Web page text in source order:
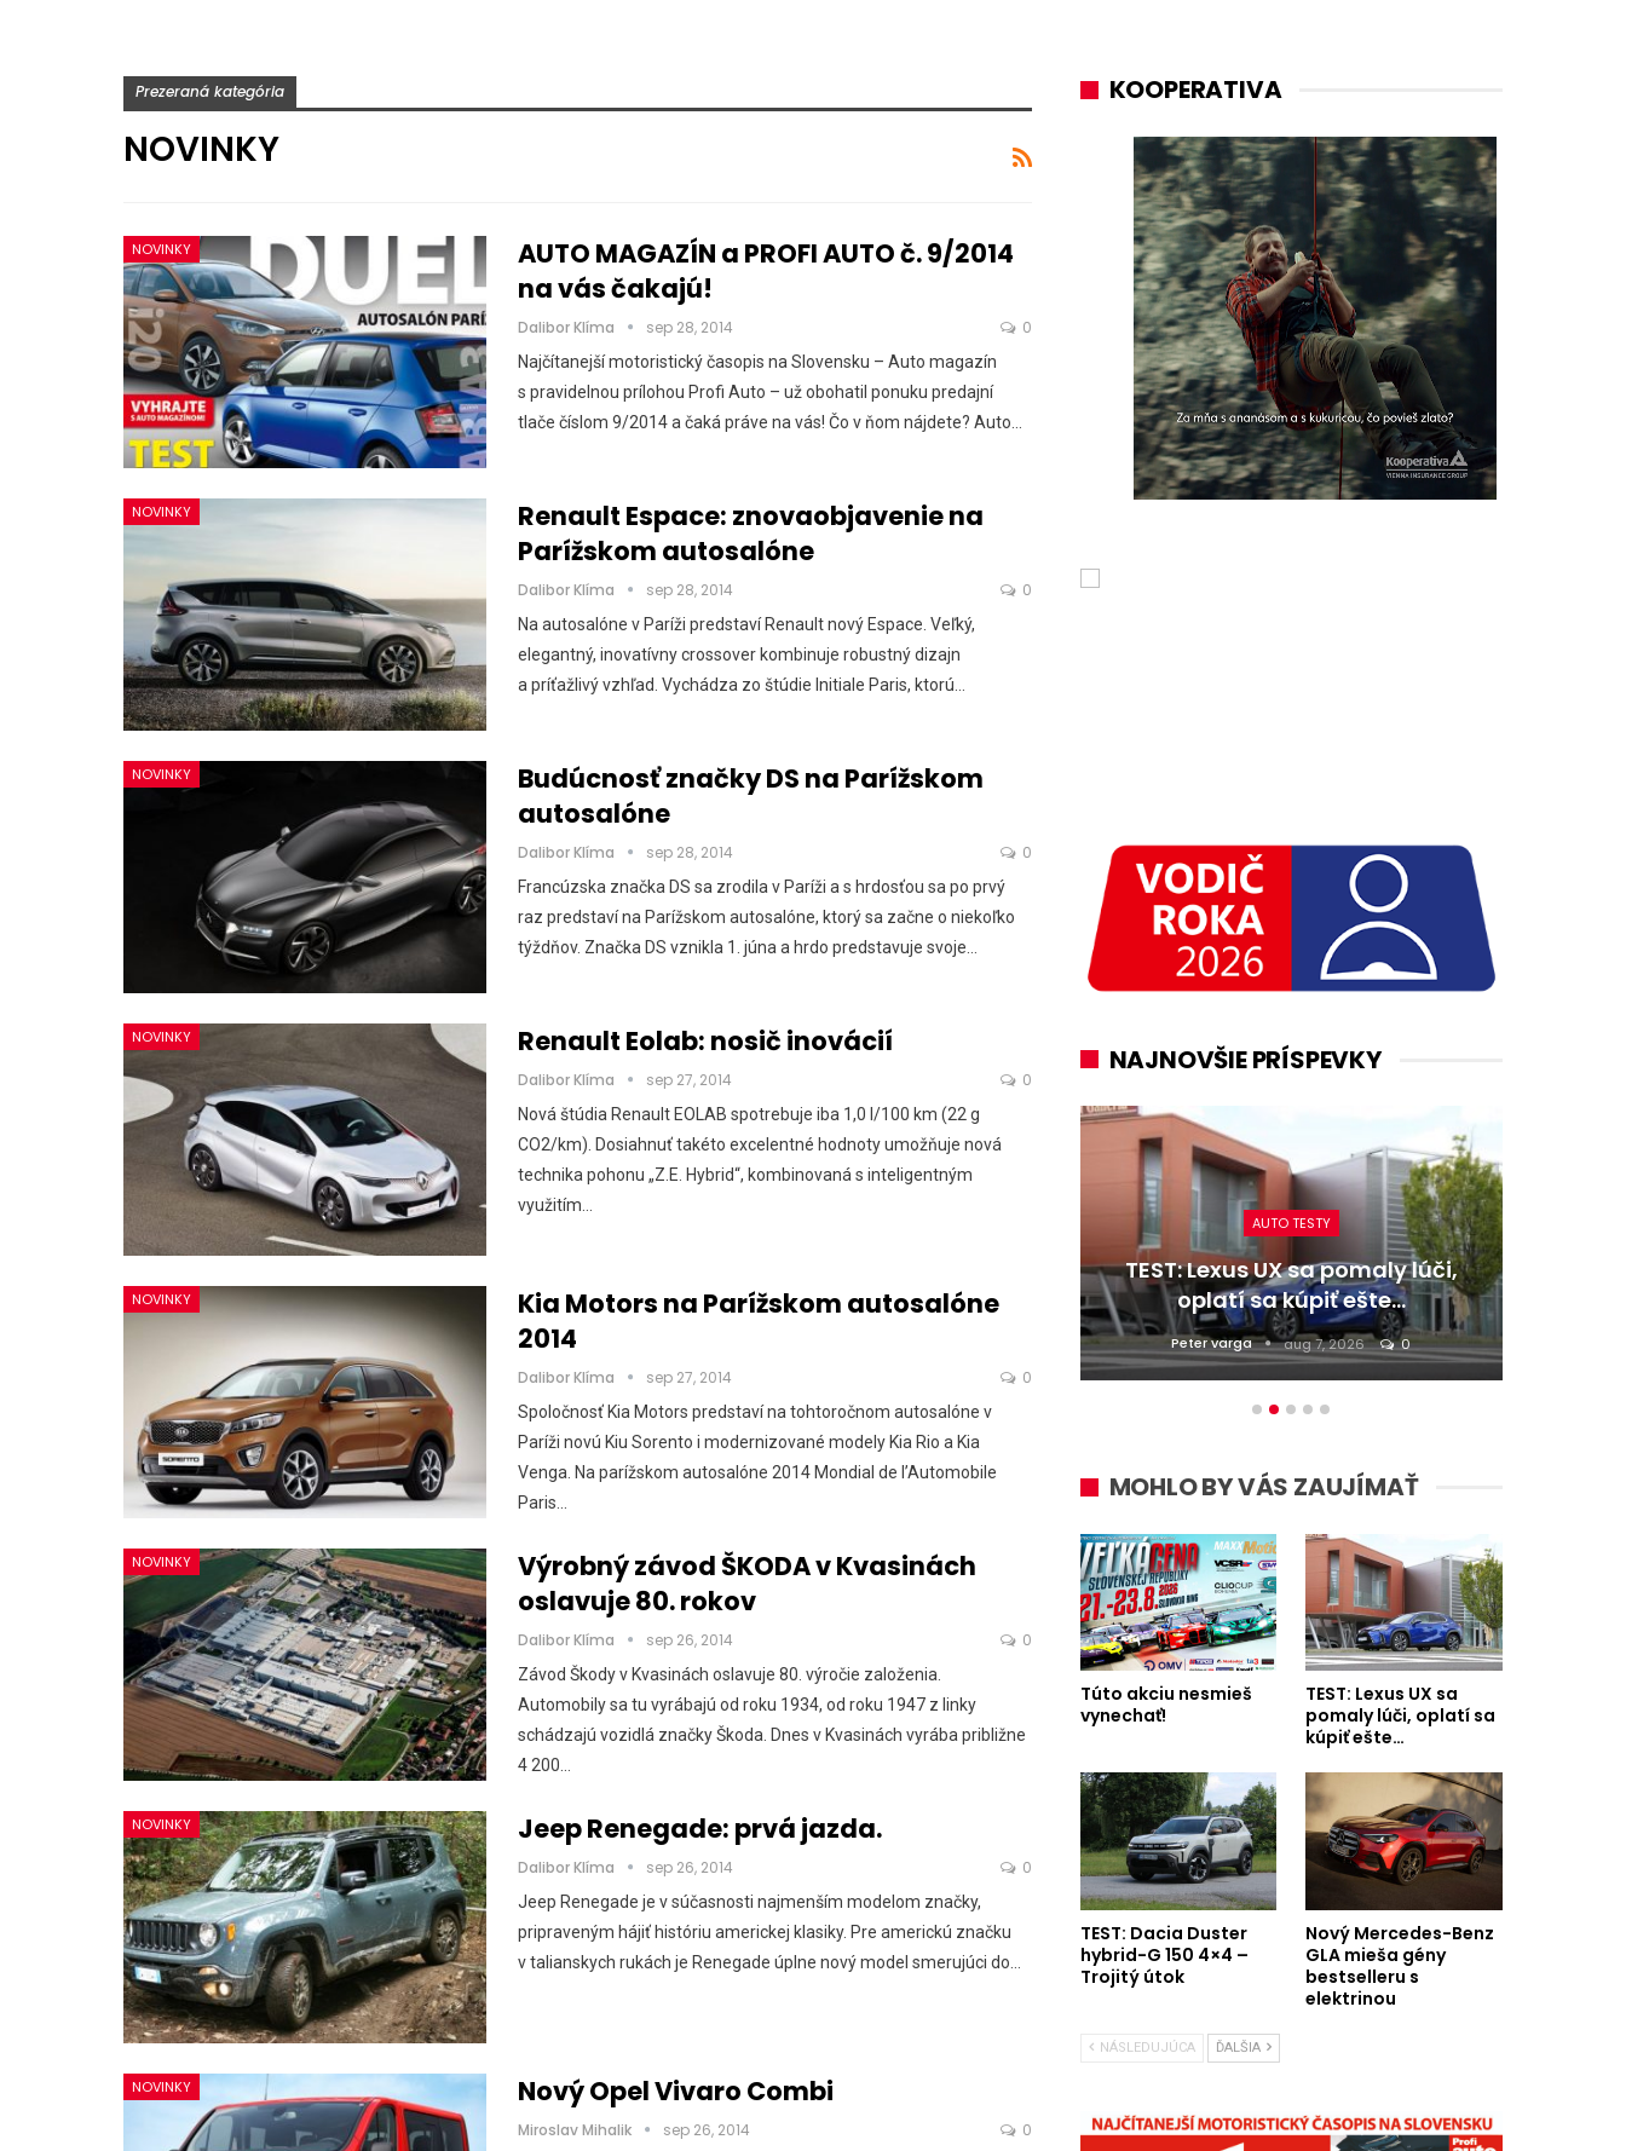
Prezeraná kategória
NOVINKY
NOVINKY
AUTO MAGAZÍN a PROFI AUTO č. 9/2014
na vás čakajú!
Dalibor Klíma sep 28, 2014 0
Najčítanejší motoristický časopis na Slovensku – Auto magazín
s pravidelnou prílohou Profi Auto – už obohatil ponuku predajní
tlače číslom 9/2014 a čaká práve na vás! Čo v ňom nájdete? Auto…
NOVINKY
Renault Espace: znovaobjavenie na
Parížskom autosalóne
Dalibor Klíma sep 28, 2014 0
Na autosalóne v Paríži predstaví Renault nový Espace. Veľký,
elegantný, inovatívny crossover kombinuje robustný dizajn
a príťažlivý vzhľad. Vychádza zo štúdie Initiale Paris, ktorú…
NOVINKY
Budúcnosť značky DS na Parížskom
autosalóne
Dalibor Klíma sep 28, 2014 0
Francúzska značka DS sa zrodila v Paríži a s hrdosťou sa po prvý
raz predstaví na Parížskom autosalóne, ktorý sa začne o niekoľko
týždňov. Značka DS vznikla 1. júna a hrdo predstavuje svoje…
NOVINKY Renault Eolab: nosič inovácií
Dalibor Klíma sep 27, 2014 0
Nová štúdia Renault EOLAB spotrebuje iba 1,0 l/100 km (22 g
CO2/km). Dosiahnuť takéto excelentné hodnoty umožňuje nová
technika pohonu „Z.E. Hybrid“, kombinovaná s inteligentným
využitím…
NOVINKY
Kia Motors na Parížskom autosalóne
2014
Dalibor Klíma sep 27, 2014 0
Spoločnosť Kia Motors predstaví na tohtoročnom autosalóne v
Paríži novú Kiu Sorento i modernizované modely Kia Rio a Kia
Venga. Na parížskom autosalóne 2014 Mondial de l’Automobile
Paris…
NOVINKY
Výrobný závod ŠKODA v Kvasinách
oslavuje 80. rokov
Dalibor Klíma sep 26, 2014 0
Závod Škody v Kvasinách oslavuje 80. výročie založenia.
Automobily sa tu vyrábajú od roku 1934, od roku 1947 z linky
schádzajú vozidlá značky Škoda. Dnes v Kvasinách vyrába približne
4 200…
NOVINKY Jeep Renegade: prvá jazda.
Dalibor Klíma sep 26, 2014 0
Jeep Renegade je v súčasnosti najmenším modelom značky,
pripraveným hájiť históriu americkej klasiky. Pre americkú značku
v talianskych rukách je Renegade úplne nový model smerujúci do…
NOVINKY Nový Opel Vivaro Combi
Miroslav Mihalik sep 26, 2014 0
KOOPERATIVA
NAJNOVŠIE PRÍSPEVKY
NOVINKY
gény bestselleru s elektrinou
Majo Bona júl 31, 2026
Túto akciu nesmieš vynechať!
AUTO TESTY
TEST: Lexus UX sa pomaly lúči,
oplatí sa kúpiť ešte…
Peter varga aug 7, 2026 0
MOHLO BY VÁS ZAUJÍMAŤ
Túto akciu nesmieš
vynechať!
TEST: Lexus UX sa
pomaly lúči, oplatí sa
kúpiť ešte…
TEST: Dacia Duster
hybrid-G 150 4×4 –
Trojitý útok
Nový Mercedes-Benz
GLA mieša gény
bestselleru s
elektrinou
NÁSLEDUJÚCA ĎALŠIA